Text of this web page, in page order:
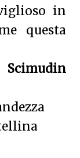
in
questa